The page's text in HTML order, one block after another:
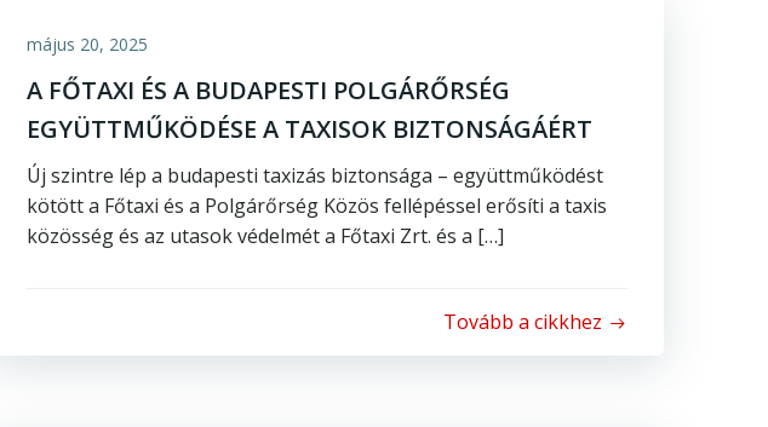
május 20, 2025
A FŐTAXI ÉS A BUDAPESTI POLGÁRŐRSÉG
EGYÜTTMŰKÖDÉSE A TAXISOK BIZTONSÁGÁÉRT
Új szintre lép a budapesti taxizás biztonsága – együttműködést
kötött a Főtaxi és a Polgárőrség Közös fellépéssel erősíti a taxis
közösség és az utasok védelmét a Főtaxi Zrt. és a […]
Tovább a cikkhez